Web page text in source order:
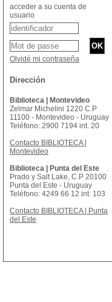
acceder a su cuenta de
usuario
Olvidé mi contraseña
Dirección
Biblioteca | Montevideo
Zelmar Michelini 1220 C.P
11100 - Montevideo - Uruguay
Teléfono: 2900 7194 int. 20
Contacto BIBLIOTECA |
Montevideo
Biblioteca | Punta del Este
Prado y Salt Lake, C.P 20100
Punta del Este - Uruguay
Teléfono: 4249 66 12 int. 103
Contacto BIBLIOTECA | Punta
del Este